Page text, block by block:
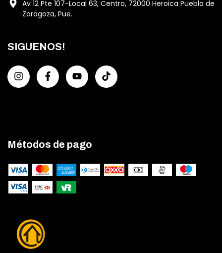
Av 12 Pte 107-Local 63, Centro, 72000 Heroica Puebla de
Zaragoza, Pue.
SIGUENOS!
Métodos de pago